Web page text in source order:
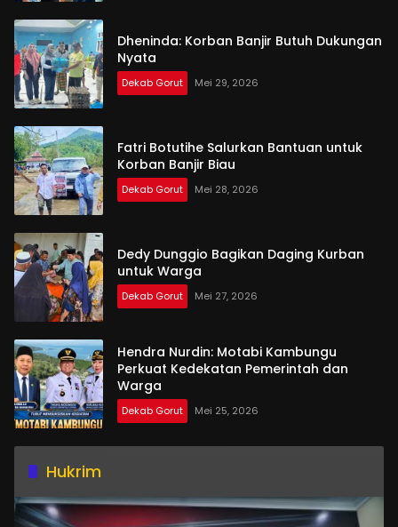
Dheninda: Korban Banjir Butuh Dukungan
Nyata
Dekab Gorut Mei 29, 2026
Fatri Botutihe Salurkan Bantuan untuk
Korban Banjir Biau
Dekab Gorut Mei 28, 2026
Dedy Dunggio Bagikan Daging Kurban
untuk Warga
Dekab Gorut Mei 27, 2026
Hendra Nurdin: Motabi Kambungu
Perkuat Kedekatan Pemerintah dan
Warga
Dekab Gorut Mei 25, 2026
Hukrim